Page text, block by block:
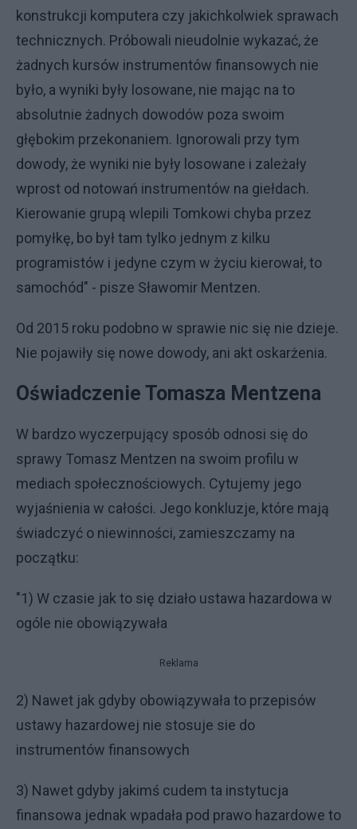
konstrukcji komputera czy jakichkolwiek sprawach
technicznych. Próbowali nieudolnie wykazać, że
żadnych kursów instrumentów finansowych nie
było, a wyniki były losowane, nie mając na to
absolutnie żadnych dowodów poza swoim
głębokim przekonaniem. Ignorowali przy tym
dowody, że wyniki nie były losowane i zależały
wprost od notowań instrumentów na giełdach.
Kierowanie grupą wlepili Tomkowi chyba przez
pomyłkę, bo był tam tylko jednym z kilku
programistów i jedyne czym w życiu kierował, to
samochód" - pisze Sławomir Mentzen.
Od 2015 roku podobno w sprawie nic się nie dzieje.
Nie pojawiły się nowe dowody, ani akt oskarżenia.
Oświadczenie Tomasza Mentzena
W bardzo wyczerpujący sposób odnosi się do
sprawy Tomasz Mentzen na swoim profilu w
mediach społecznościowych. Cytujemy jego
wyjaśnienia w całości. Jego konkluzje, które mają
świadczyć o niewinności, zamieszczamy na
początku:
"1) W czasie jak to się działo ustawa hazardowa w
ogóle nie obowiązywała
Reklama
2) Nawet jak gdyby obowiązywała to przepisów
ustawy hazardowej nie stosuje sie do
instrumentów finansowych
3) Nawet gdyby jakimś cudem ta instytucja
finansowa jednak wpadała pod prawo hazardowe to